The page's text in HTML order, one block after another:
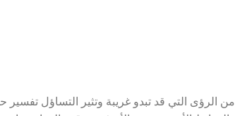
من الرؤى التي قد تبدو غريبة وتثير التساؤل تفسير